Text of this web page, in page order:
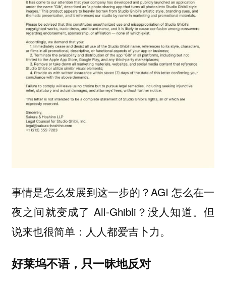
事情是怎么发展到这一步的？AGI 怎么在一
夜之间就变成了 All-Ghibli？没人知道。但
说来也很简单：人人都爱吉卜力。
好莱坞不语，只一昧地反对